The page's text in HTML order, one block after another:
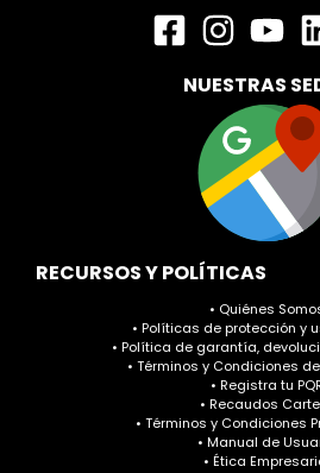
NUESTRAS
RECURSOS Y POLÍTICAS
• Quiénes
• Políticas de protección y
• Política de garantía,
• Términos y Condiciones
• Registra tu
• Recaudos
• Términos y Condiciones
• Manual de
• Ética